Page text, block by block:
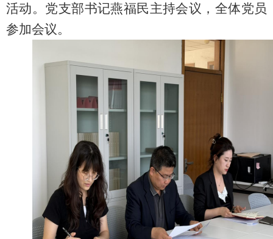
活动。党支部书记燕福民主持会议， 全体党员
参加会议。